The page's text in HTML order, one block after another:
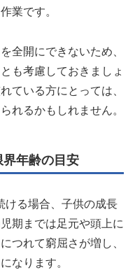
業です。
全開にできないため、
も考慮しておきましょ
ている方にとっては、
れるかもしれません。
年齢の目安
ける場合、子供の成長
期までは足元や頭上に
つれて窮屈さが増し、
なります。